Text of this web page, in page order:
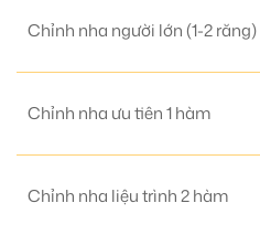
Chỉnh nha người lớn (1-2 răng)
Chỉnh nha ưu tiên 1 hàm
Chỉnh nha liệu trình 2 hàm